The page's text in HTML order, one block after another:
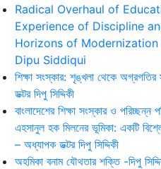
Radical Overhaul of
Experience of Discipline
Horizons of Modernization
Dipu Siddiqui
শিক্ষা সংস্কার: শৃঙ্খলা থেকে
ডক্টর দিপু সিদ্দিকী
বাংলাদেশের শিক্ষা সংস্কার ও পরিচ্ছন্ন
এহসানুল হক মিলনের ভূমিকা: একটি
– অধ্যাপক ডক্টর দিপু সিদ্দিকী
অহমিকা বনাম যৌথতার শক্তি -দিপু